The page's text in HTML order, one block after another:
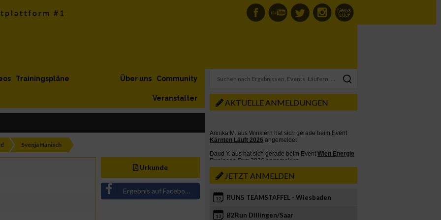
Trainingspläne Community
Über uns
Veranstalter
Svenja Hanisch
Urkunde
Ergebnis auf Facebook teilen
AKTUELLE ANMELDUNGEN
JETZT ANMELDEN
12 RUN5 TEAMSTAFFEL - Wiesbaden
13 B2Run Dillingen/Saar